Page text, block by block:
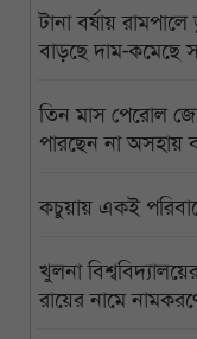
টানা বর্ষায়
বাড়ছে দাম-কমেছে
তিন মাস পেরোল
পারছেন না অসহায়
কচুয়ায় একই
খুলনা
রায়ের নামে